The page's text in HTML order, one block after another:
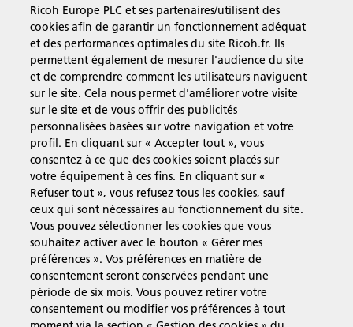
En savoir plus sur notre histoire et ce que nous faisons
Solutions pour les entreprises
Produits et Services
Assistance & Contact
Ressources
Suivez-nous
Ricoh Europe PLC et ses partenaires/utilisent des
cookies afin de garantir un fonctionnement adéquat
et des performances optimales du site Ricoh.fr. Ils
permettent également de mesurer l'audience du site
et de comprendre comment les utilisateurs naviguent
sur le site. Cela nous permet d'améliorer votre visite
sur le site et de vous offrir des publicités
personnalisées basées sur votre navigation et votre
profil. En cliquant sur « Accepter tout », vous
consentez à ce que des cookies soient placés sur
votre équipement à ces fins. En cliquant sur «
Refuser tout », vous refusez tous les cookies, sauf
ceux qui sont nécessaires au fonctionnement du site.
Vous pouvez sélectionner les cookies que vous
souhaitez activer avec le bouton « Gérer mes
préférences ». Vos préférences en matière de
consentement seront conservées pendant une
période de six mois. Vous pouvez retirer votre
consentement ou modifier vos préférences à tout